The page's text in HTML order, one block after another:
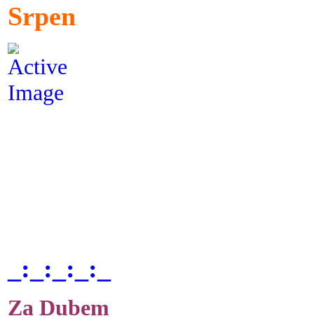
Srpen
_:_:_:_:_
Za Dubem